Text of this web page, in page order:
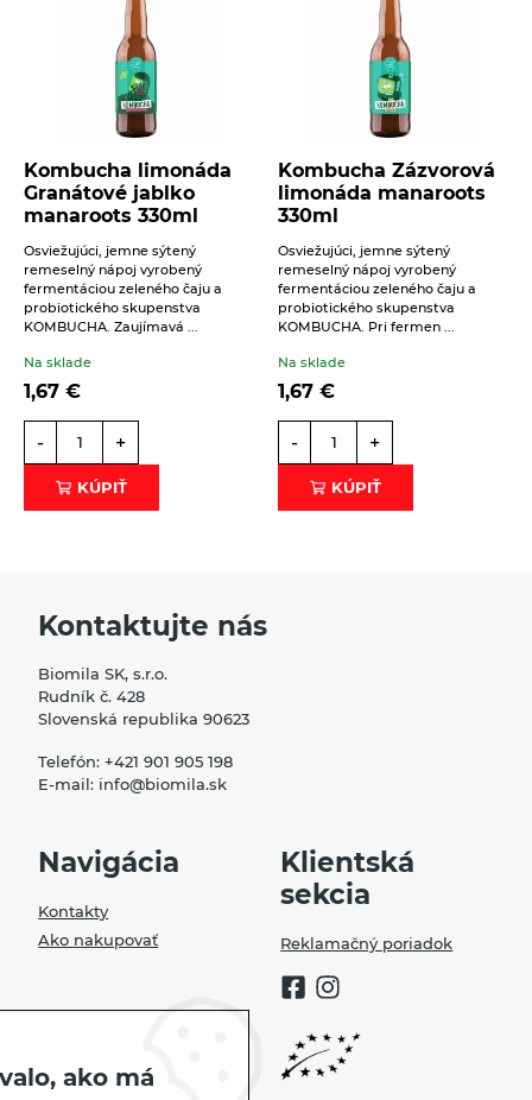
Výrobky z obilnín a polotovary
Polotovary
Výrobky z obilnín
Zmesi na varenie a pečenie
Zrná a semená
Olejniny
Ryže
Semienka na nakličovanie
Bezlepok - Low Carb - Keto
Dezertné krémy - Kolatch
Tyčinky, sušienky, oplátky
Ostatné
Doplnky stravy
Dr.Popov - bylinné kvapky
Dr.Popov - rôzne
Eterické oleje
Éterické oleje na kulinárske účely
Keramické slniečko
Kúpele na detoxikáciu organizmu
Kombucha limonáda
Granátové jablko
manaroots 330ml
Osviežujúci, jemne sýtený
remeselný nápoj vyrobený
fermentáciou zeleného čaju a
probiotického skupenstva
KOMBUCHA. Zaujímavá ...
Na sklade
1,67 €
- +
KÚPIŤ
Kombucha Zázvorová
limonáda manaroots
330ml
Osviežujúci, jemne sýtený
remeselný nápoj vyrobený
fermentáciou zeleného čaju a
probiotického skupenstva
KOMBUCHA. Pri fermen ...
Na sklade
1,67 €
- +
KÚPIŤ
Kontaktujte nás
Biomila SK, s.r.o.
Rudník č. 428
Slovenská republika 90623
Telefón: +421 901 905 198
E-mail: info@biomila.sk
Navigácia
Kontakty
Ako nakupovať
Klientská
sekcia
Reklamačný poriadok
ako má